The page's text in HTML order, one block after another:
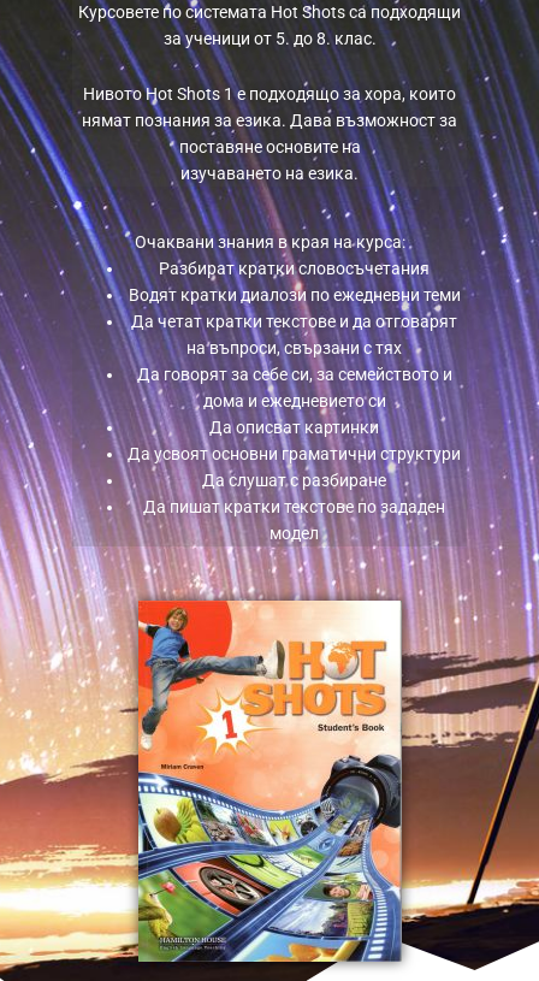
Курсовете по системата Hot Shots са подходящи
за ученици от 5. до 8. клас.
Нивото Hot Shots 1 е подходящо за хора, които
нямат познания за езика. Дава възможност за
поставяне основите на
изучаването на езика.
Очаквани знания в края на курса:
Разбират кратки словосъчетания
Водят кратки диалози по ежедневни теми
Да четат кратки текстове и да отговарят
на въпроси, свързани с тях
Да говорят за себе си, за семейството и
дома и ежедневието си
Да описват картинки
Да усвоят основни граматични структури
Да слушат с разбиране
Да пишат кратки текстове по зададен
модел